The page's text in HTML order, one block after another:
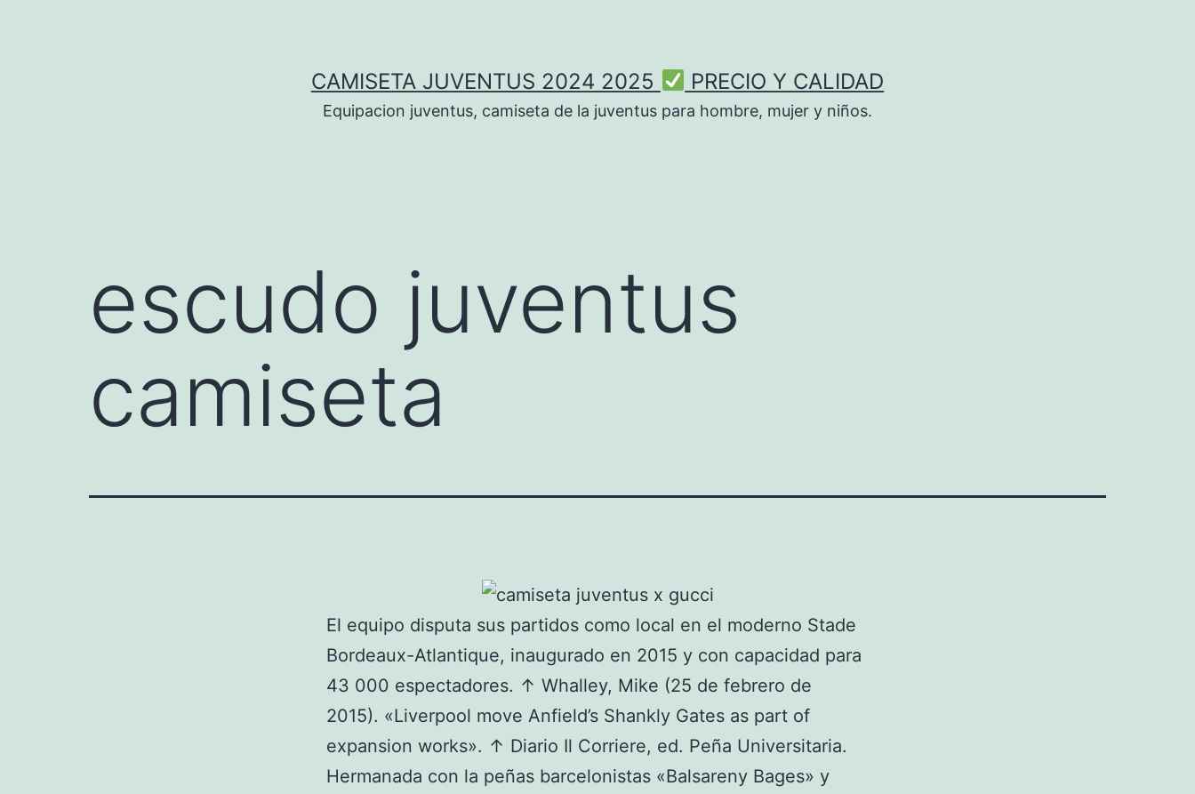
CAMISETA JUVENTUS 2024 2025 PRECIO Y CALIDAD
Equipacion juventus, camiseta de la juventus para hombre, mujer y niños.
escudo juventus
camiseta
El equipo disputa sus partidos como local en el moderno Stade
Bordeaux-Atlantique, inaugurado en 2015 y con capacidad para
43 000 espectadores. ↑ Whalley, Mike (25 de febrero de
2015). «Liverpool move Anfield’s Shankly Gates as part of
expansion works». ↑ Diario Il Corriere, ed. Peña Universitaria.
Hermanada con la peñas barcelonistas «Balsareny Bages» y